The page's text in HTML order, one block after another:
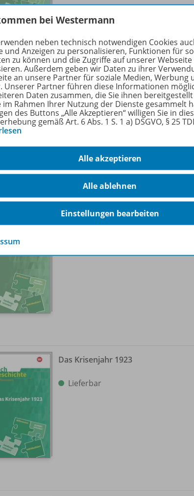
Der Imperialismus
Lieferbar
Humanismus und Renaissance
Das Krisenjahr 1923
Lieferbar
bei Westermann
neben technisch notwendigen Cookies
und Anzeigen zu personalisieren, Funktionen für
zu können und die Zugriffe auf unserer Webseite
Außerdem geben wir Daten zu ihrer
an unsere Partner für soziale Medien, Werbung
Unserer Partner führen diese Informationen
Daten zusammen, die Sie ihnen
im Rahmen Ihrer Nutzung der Dienste gesammelt
des Buttons „Alle Akzeptieren“ willigen Sie in
gemäß Art. 6 Abs. 1 S. 1 a) DSGVO, § 25
Alle akzeptieren
Alle ablehnen
Einstellungen bearbeiten